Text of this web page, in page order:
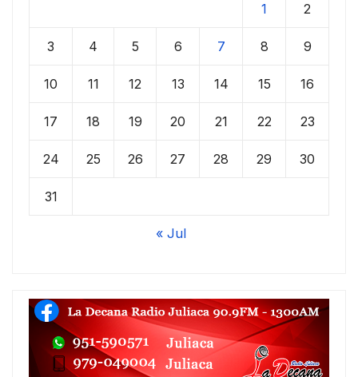
1 2
3 4 5 6 7 8 9
10 11 12 13 14 15 16
17 18 19 20 21 22 23
24 25 26 27 28 29 30
31
« Jul